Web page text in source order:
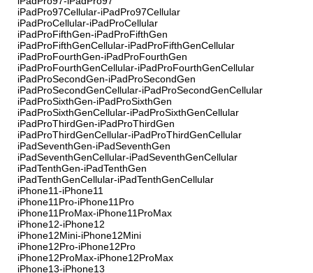
iPadPro97Cellular-iPadPro97Cellular
iPadProCellular-iPadProCellular
iPadProFifthGen-iPadProFifthGen
iPadProFifthGenCellular-iPadProFifthGenCellular
iPadProFourthGen-iPadProFourthGen
iPadProFourthGenCellular-iPadProFourthGenCellular
iPadProSecondGen-iPadProSecondGen
iPadProSecondGenCellular-iPadProSecondGenCellular
iPadProSixthGen-iPadProSixthGen
iPadProSixthGenCellular-iPadProSixthGenCellular
iPadProThirdGen-iPadProThirdGen
iPadProThirdGenCellular-iPadProThirdGenCellular
iPadSeventhGen-iPadSeventhGen
iPadSeventhGenCellular-iPadSeventhGenCellular
iPadTenthGen-iPadTenthGen
iPadTenthGenCellular-iPadTenthGenCellular
iPhone11-iPhone11
iPhone11Pro-iPhone11Pro
iPhone11ProMax-iPhone11ProMax
iPhone12-iPhone12
iPhone12Mini-iPhone12Mini
iPhone12Pro-iPhone12Pro
iPhone12ProMax-iPhone12ProMax
iPhone13-iPhone13